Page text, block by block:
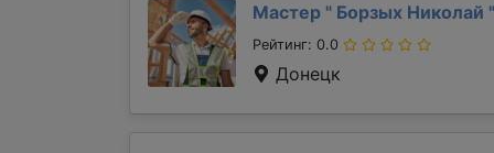
Мастер " Борзых Николай "
Рейтинг: 0.0
Донецк